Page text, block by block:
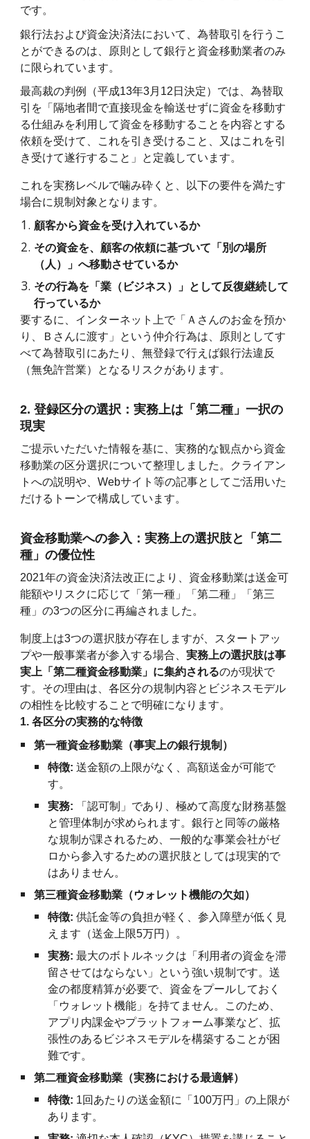
です。
銀行法および資金決済法において、為替取引を行うこ
とができるのは、原則として銀行と資金移動業者のみ
に限られています。
最高裁の判例（平成13年3月12日決定）では、為替取
引を「隔地者間で直接現金を輸送せずに資金を移動す
る仕組みを利用して資金を移動することを内容とする
依頼を受けて、これを引き受けること、又はこれを引
き受けて遂行すること」と定義しています。
これを実務レベルで噛み砕くと、以下の要件を満たす
場合に規制対象となります。
顧客から資金を受け入れているか
その資金を、顧客の依頼に基づいて「別の場所
（人）」へ移動させているか
その行為を「業（ビジネス）」として反復継続して
行っているか
要するに、インターネット上で「Ａさんのお金を預か
り、Ｂさんに渡す」という仲介行為は、原則としてす
べて為替取引にあたり、無登録で行えば銀行法違反
（無免許営業）となるリスクがあります。
2. 登録区分の選択：実務上は「第二種」一択の
現実
ご提示いただいた情報を基に、実務的な観点から資金
移動業の区分選択について整理しました。クライアン
トへの説明や、Webサイト等の記事としてご活用いた
だけるトーンで構成しています。
資金移動業への参入：実務上の選択肢と「第二
種」の優位性
2021年の資金決済法改正により、資金移動業は送金可
能額やリスクに応じて「第一種」「第二種」「第三
種」の3つの区分に再編されました。
制度上は3つの選択肢が存在しますが、スタートアッ
プや一般事業者が参入する場合、実務上の選択肢は事
実上「第二種資金移動業」に集約されるのが現状で
す。その理由は、各区分の規制内容とビジネスモデル
の相性を比較することで明確になります。
1. 各区分の実務的な特徴
第一種資金移動業（事実上の銀行規制）
特徴: 送金額の上限がなく、高額送金が可能で
す。
実務: 「認可制」であり、極めて高度な財務基盤
と管理体制が求められます。銀行と同等の厳格
な規制が課されるため、一般的な事業会社がゼ
ロから参入するための選択肢としては現実的で
はありません。
第三種資金移動業（ウォレット機能の欠如）
特徴: 供託金等の負担が軽く、参入障壁が低く見
えます（送金上限5万円）。
実務: 最大のボトルネックは「利用者の資金を滞
留させてはならない」という強い規制です。送
金の都度精算が必要で、資金をプールしておく
「ウォレット機能」を持てません。このため、
アプリ内課金やプラットフォーム事業など、拡
張性のあるビジネスモデルを構築することが困
難です。
第二種資金移動業（実務における最適解）
特徴: 1回あたりの送金額に「100万円」の上限が
あります。